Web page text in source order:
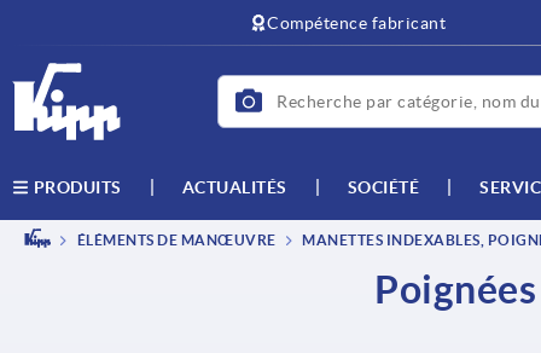
Compétence fabricant
PRODUITS ACTUALITÉS SOCIÉTÉ
ÉLÉMENTS DE MANŒUVRE MANETTES INDEXABLES,